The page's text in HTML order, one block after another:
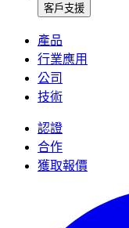
客戶支援
產品
行業應用
公司
技術
認證
合作
獲取報價